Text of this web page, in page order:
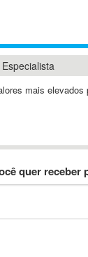
Especialista
mais elevados
quer receber